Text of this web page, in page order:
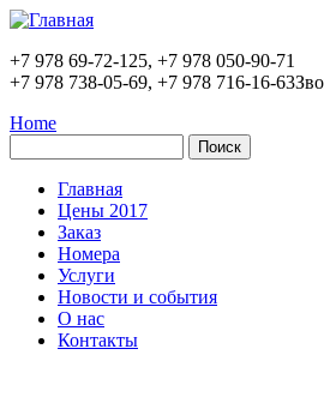
Перейти к основному содержанию
+7 978 69-72-125, +7 978 050-90-71
+7 978 738-05-69, +7 978 716-16-63
Home
Главная
Цены 2017
Заказ
Номера
Услуги
Новости и события
О нас
Контакты